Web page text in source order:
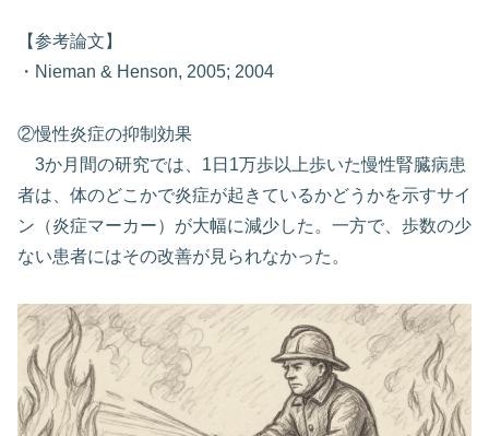
【参考論文】
・Nieman & Henson, 2005; 2004
②慢性炎症の抑制効果
3か月間の研究では、1日1万歩以上歩いた慢性腎臓病患
者は、体のどこかで炎症が起きているかどうかを示すサイ
ン（炎症マーカー）が大幅に減少した。一方で、歩数の少
ない患者にはその改善が見られなかった。